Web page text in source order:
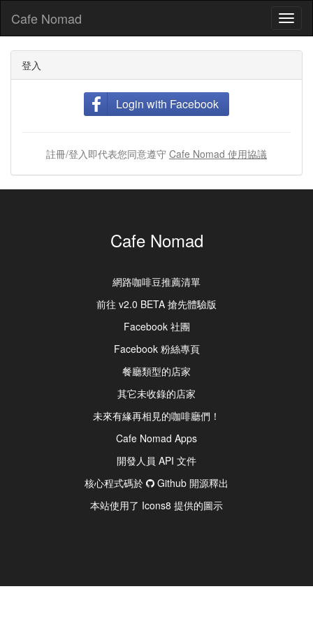
Cafe Nomad
登入
Login with Facebook
註冊/登入即代表您同意遵守 Cafe Nomad 使用協議
Cafe Nomad
網路咖啡豆推薦清單
前往 v2.0 BETA 搶先體驗版
Facebook 社團
Facebook 粉絲專頁
餐廳類型的店家
其它未收錄的店家
未來有緣再相見的咖啡廳們！
Cafe Nomad Apps
開發人員 API 文件
核心程式碼於
Github 開源釋出
本站使用了 Icons8 提供的圖示